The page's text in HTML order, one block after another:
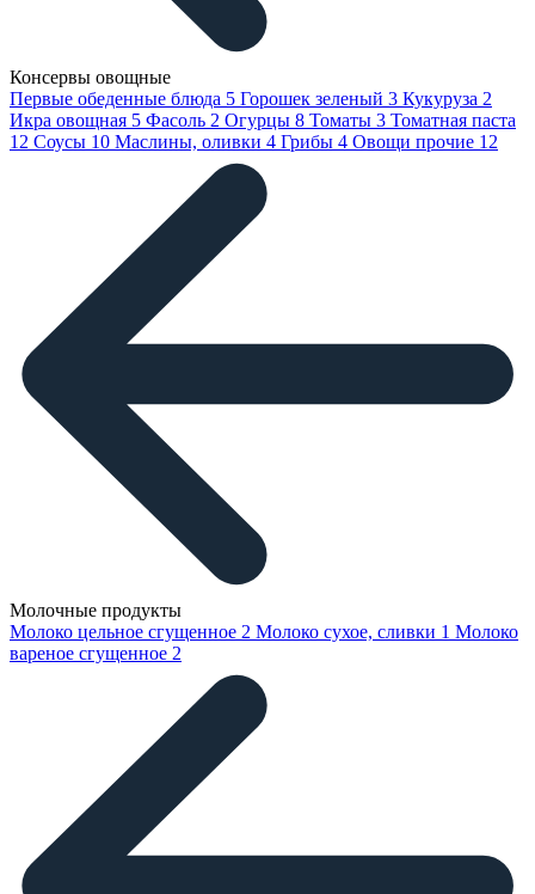
Консервы овощные
Первые обеденные блюда 5 Горошек зеленый 3 Кукуруза 2
Икра овощная 5 Фасоль 2 Огурцы 8 Томаты 3 Томатная паста
12 Соусы 10 Маслины, оливки 4 Грибы 4 Овощи прочие 12
Молочные продукты
Молоко цельное сгущенное 2 Молоко сухое, сливки 1 Молоко
вареное сгущенное 2